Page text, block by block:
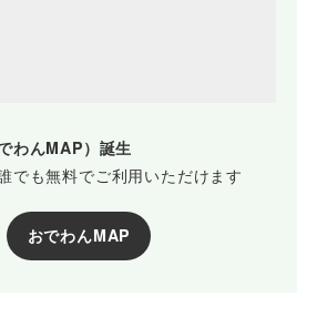
わんMAP）誕生
でも無料でご利用いただけます
おでわんMAP